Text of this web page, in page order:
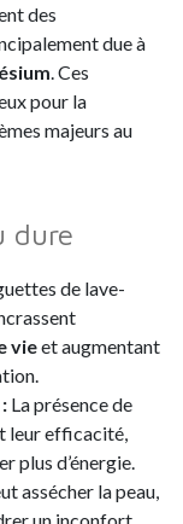
des
due à
. Ces
pour la
majeurs au
dure
de lave-
vieet augmentant
: La présence de
leur efficacité,
plus d’énergie.
assécher la peau,